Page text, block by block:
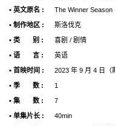
• 英文原名 : The Winner Season
• 制作地区 : 斯洛伐克
• 类 别 : 喜剧 / 剧情
• 语 言 : 英语
• 首映时间 : 2023 年 9 月 4 日（
• 季 数 : 1
• 集 数 : 7
• 单集片长 : 40min